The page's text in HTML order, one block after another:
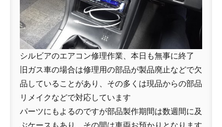
シルビアのエアコン修理作業、本日も無事に終了
旧ガス車の場合は修理用の部品が製品廃止などで欠
品していることがあり、その多くは現品からの部品
リメイクなどで対応しています
パーツにもよるのですが部品製作期間は数週間に及
ぶケースもあり、その間は車両お預かりとなります